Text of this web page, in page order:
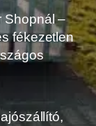
Shopnál –
fékezetlen